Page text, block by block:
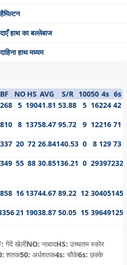
हैमिल्टन
दाएँ हाथ का बल्लेबाज
दाहिना हाथ मध्यम
BF NO HS AVG S/R 10050 4s 6s
5 19041.81 53.88 5 16224 42
8 13758.47 95.72 9 12216 71
20 72 26.84140.53 0 8 129 73
55 88 30.85136.21 0 29397232
16 13744.67 89.22 12 30405145
21 19038.87 50.05 15 39649125
गेंदें खेलींNO: नाबादHS: उच्चतम स्कोर
शतक50: अर्धशतक4s: चौके6s: छक्के